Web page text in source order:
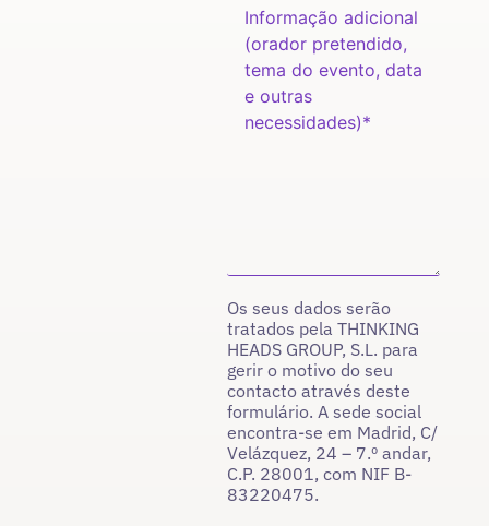
Os seus dados serão
tratados pela THINKING
HEADS GROUP, S.L. para
gerir o motivo do seu
contacto através deste
formulário. A sede social
encontra-se em Madrid, C/
Velázquez, 24 – 7.º andar,
C.P. 28001, com NIF B-
83220475.